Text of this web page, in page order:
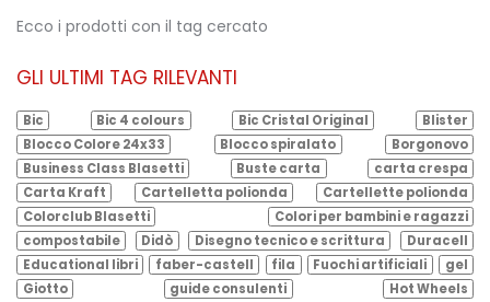
Ecco i prodotti con il tag cercato
GLI ULTIMI TAG RILEVANTI
Bic Bic 4 colours Bic Cristal Original
Blister
Blocco Colore 24x33
Blocco spiralato
Borgonovo
Business Class Blasetti
Buste carta
carta crespa
Carta Kraft
Cartelletta polionda
Cartellette polionda
Colorclub Blasetti
Colori per bambini e ragazzi
compostabile
Didò Disegno tecnico e scrittura
Duracell
Educational libri
faber-castell fila Fuochi artificiali
gel
Giotto
guide consulenti
Hot Wheels